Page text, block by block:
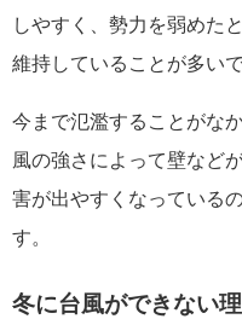
しやすく、勢力を弱めた
維持していることが多いで
今まで氾濫することがな
風の強さによって壁など
害が出やすくなっている
す。
冬に台風ができない